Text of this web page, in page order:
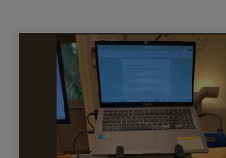
hersenfuncties zoals geheugen en
concentratie.